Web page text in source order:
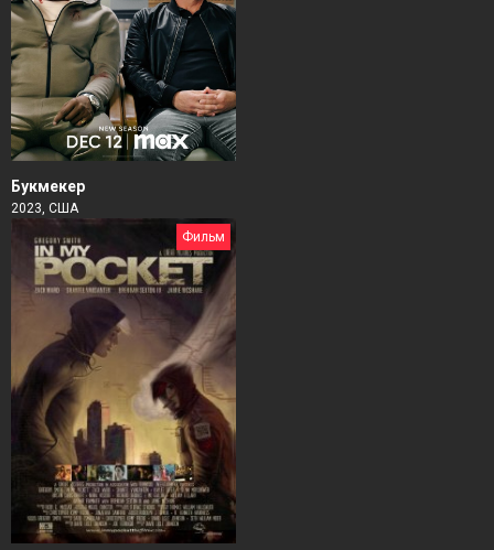
Букмекер
2023, США
Фильм